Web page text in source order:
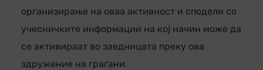
организирање на оваа активност и сподели со
учесничките информации на кој начин може да
се активираат во заедницата преку ова
здружение на граѓани.